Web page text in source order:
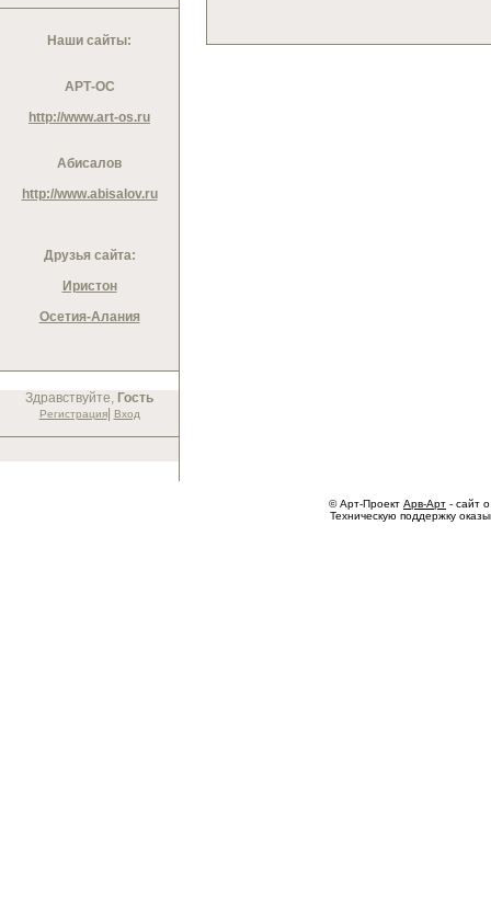
Наши сайты:
АРТ-ОС
http://www.art-os.ru
Абисалов
http://www.abisalov.ru
Друзья сайта:
Иристон
Осетия-Алания
Здравствуйте, Гость
Регистрация| Вход
© Арт-Проект Арв-Арт - сайт
Техническую поддержку